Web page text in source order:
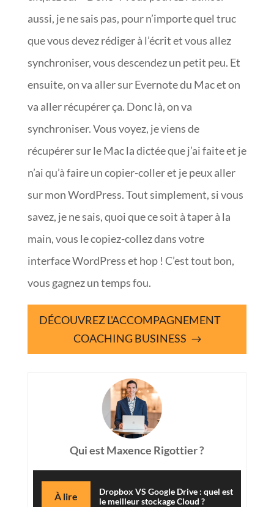
aussi, je ne sais pas, pour n’importe quel truc
que vous devez rédiger à l’écrit et vous allez
synchroniser, vous descendez un petit peu. Et
ensuite, on va aller sur Evernote du Mac et on
va aller récupérer ça. Donc là, on va
synchroniser. Vous voyez, je viens de
récupérer sur le Mac la dictée que j’ai faite et je
n’ai qu’à faire un copier-coller et je peux aller
sur mon WordPress. Tout simplement, si vous
savez, je ne sais, quoi que ce soit à taper à la
main, vous le copiez-collez dans votre
interface WordPress et hop ! C’est tout bon,
vous gagnez un temps fou.
DÉCOUVREZ L'ACCOMPAGNEMENT
COACHING BUSINESS
Qui est Maxence Rigottier ?
À lire
Dropbox VS Google Drive : quel est
le meilleur stockage Cloud ?